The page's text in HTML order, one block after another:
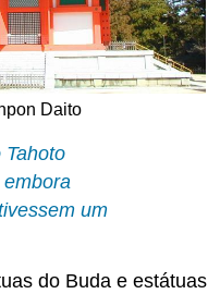
Daito
Tahoto
um
do Buda e estátuas